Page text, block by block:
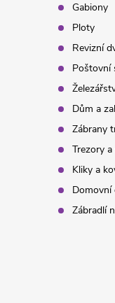
Gabiony
Ploty
Revizní
Poštovní
Dům a
Zábrany
Trezory
Kliky a
Domovní
Zábradlí